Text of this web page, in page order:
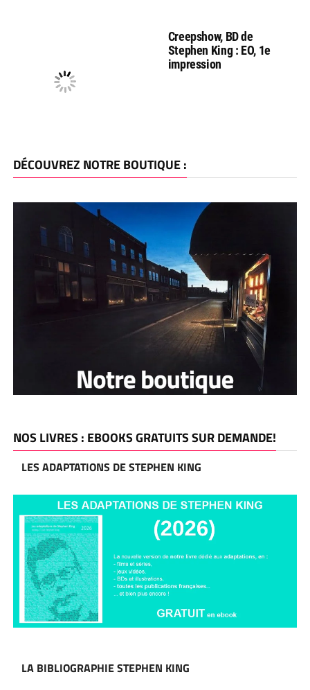
Creepshow, BD de
Stephen King : EO, 1e
impression
DÉCOUVREZ NOTRE BOUTIQUE :
NOS LIVRES : EBOOKS GRATUITS SUR DEMANDE!
LES ADAPTATIONS DE STEPHEN KING
LA BIBLIOGRAPHIE STEPHEN KING